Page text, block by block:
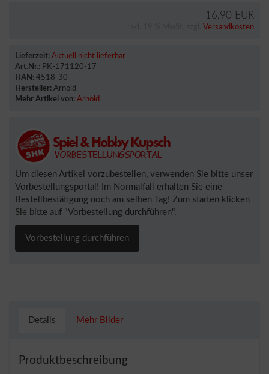
16,90 EUR
Versandkosten
Lieferzeit: Aktuell nicht lieferbar
Art.Nr.: PK-171120-17
HAN: 4518-30
Hersteller: Arnold
Mehr Artikel von: Arnold
Um diesen Artikel vorzubestellen, verwenden Sie bitte unser
Vorbestellungsportal! Im Normalfall erhalten Sie eine
Bestellbestätigung noch am selben Tag! Zum starten klicken
Sie bitte auf "Vorbestellung durchführen".
Vorbestellung durchführen
Details Mehr Bilder
Produktbeschreibung